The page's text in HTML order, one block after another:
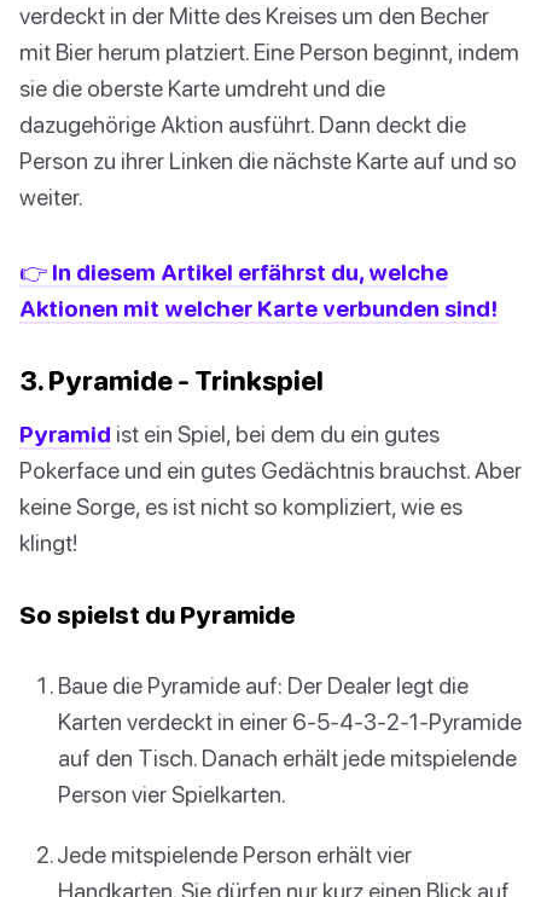
verdeckt in der Mitte des Kreises um den Becher
mit Bier herum platziert. Eine Person beginnt, indem
sie die oberste Karte umdreht und die
dazugehörige Aktion ausführt. Dann deckt die
Person zu ihrer Linken die nächste Karte auf und so
weiter.
👉 In diesem Artikel erfährst du, welche
Aktionen mit welcher Karte verbunden sind!
3. Pyramide - Trinkspiel
Pyramid ist ein Spiel, bei dem du ein gutes
Pokerface und ein gutes Gedächtnis brauchst. Aber
keine Sorge, es ist nicht so kompliziert, wie es
klingt!
So spielst du Pyramide
Baue die Pyramide auf: Der Dealer legt die
Karten verdeckt in einer 6-5-4-3-2-1-Pyramide
auf den Tisch. Danach erhält jede mitspielende
Person vier Spielkarten.
Jede mitspielende Person erhält vier
Handkarten. Sie dürfen nur kurz einen Blick auf